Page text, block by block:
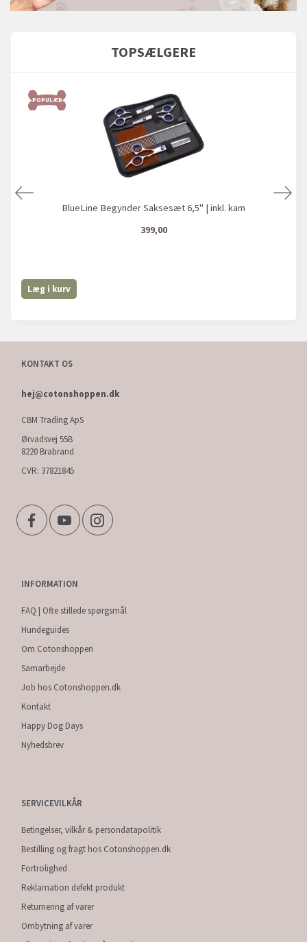
TOPSÆLGERE
POPULÆR
BlueLine Begynder Saksesæt 6,5" | inkl. kam
399,00
Læg i kurv
KONTAKT OS
hej@cotonshoppen.dk
CBM Trading ApS
Ørvadsvej 55B
8220 Brabrand
CVR: 37821845
INFORMATION
FAQ | Ofte stillede spørgsmål
Hundeguides
Om Cotonshoppen
Samarbejde
Job hos Cotonshoppen.dk
Kontakt
Happy Dog Days
Nyhedsbrev
SERVICEVILKÅR
Betingelser, vilkår & persondatapolitik
Bestilling og fragt hos Cotonshoppen.dk
Fortrolighed
Reklamation defekt produkt
Returnering af varer
Ombytning af varer